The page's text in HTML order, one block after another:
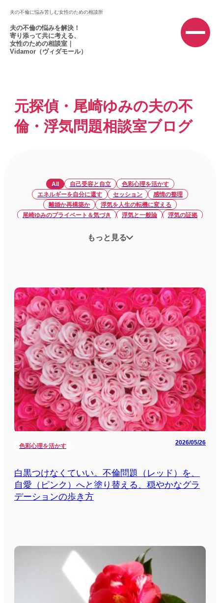
夫の不倫に悩み苦しむ女性のための相談所
夫の不倫の悩みを解決！
寄り添って共に考える、
女性のための相談室｜
Vidamor（ヴィダモール）
元探偵・尾崎ゆみの夫の不
倫・浮気問題相談室ブログ
All 自己受容と自立
色彩心理を活かす
エネルギーを自分に還す
セッション
感情の整理
離婚か再構築か
浮気を人生の転機に変える
尾崎ゆみのプライベート＆気づき
浮気と一般論
浮気の証拠
浮気発覚後の夫婦関係
浮気、不倫の心理と背景
もっと見る
色彩心理を活かす 2026/05/26
白黒つけなくていい。不倫問題（レッド）を、
自愛（ピンク）へと塗り替える、穏やかなグラ
デーションの歩き方